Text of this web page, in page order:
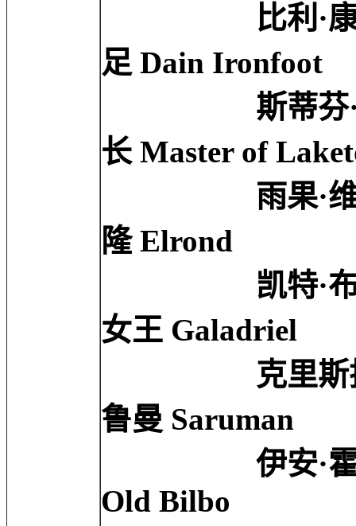
比利·康诺利
足 Dain Ironfoot
斯蒂芬·弗雷
长 Master of
雨果·维文
隆 Elrond
凯特·布兰切
女王 Galadriel
克里斯托弗·
鲁曼 Saruman
伊安·霍姆
Old Bilbo